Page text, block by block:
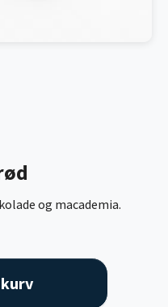
og macademia.